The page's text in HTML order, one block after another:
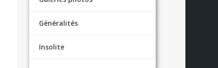
Généralités
Insolite